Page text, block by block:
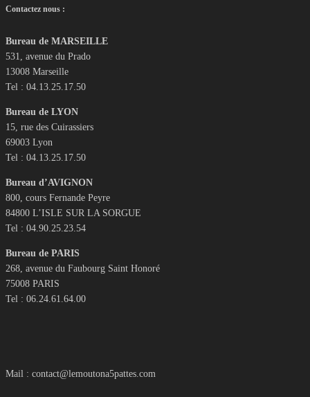
Contactez nous :
Bureau de MARSEILLE
531, avenue du Prado
13008 Marseille
Tel : 04.13.25.17.50
Bureau de LYON
15, rue des Cuirassiers
69003 Lyon
Tel : 04.13.25.17.50
Bureau d’AVIGNON
800, cours Fernande Peyre
84800 L’ISLE SUR LA SORGUE
Tel : 04.90.25.23.54
Bureau de PARIS
268, avenue du Faubourg Saint Honoré
75008 PARIS
Tel : 06.24.61.64.00
Mail : contact@lemoutona5pattes.com